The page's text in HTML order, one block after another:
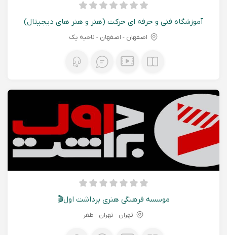
آموزشگاه فنی و حرفه ای حرکت (هنر و هنر های دیجیتال)
اصفهان - اصفهان - ناحیه یک
موسسه فرهنگی هنری برداشت اول🎬
تهران - تهران - ظفر